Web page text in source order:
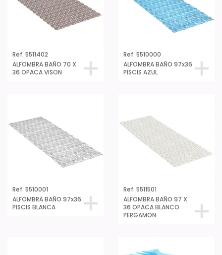
Ref. 5511402
ALFOMBRA BAÑO 70 X
36 OPACA VISON
Ref. 5510000
ALFOMBRA BAÑO 97x36
PISCIS AZUL
Ref. 5510001
ALFOMBRA BAÑO 97x36
PISCIS BLANCA
Ref. 5511501
ALFOMBRA BAÑO 97 X
36 OPACA BLANCO
PERGAMON